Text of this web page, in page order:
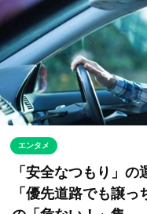
エンタメ
「安全なつもり」
「優先道路でも譲